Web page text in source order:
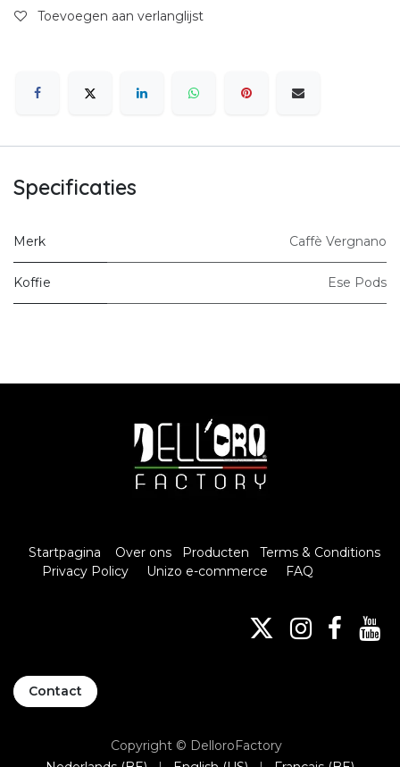
Toevoegen aan verlanglijst
Specificaties
Merk Caffè Vergnano
Koffie Ese Pods
Startpagina Over ons Producten
Terms & Conditions
Privacy Policy
Unizo e-commerce FAQ
Contact
Copyright © DelloroFactory